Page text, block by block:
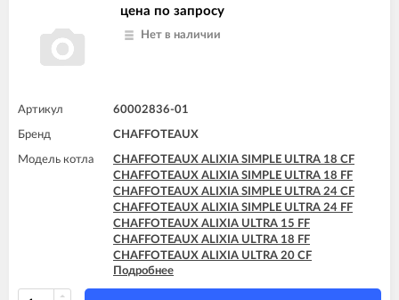
CHAFFOTEAUX TALIA SYSTEM 15 FF
CHAFFOTEAUX TALIA SYSTEM 25 FF
цена по запросу
Нет в наличии
Артикул 60002836-01
Бренд CHAFFOTEAUX
Модель котла
CHAFFOTEAUX ALIXIA SIMPLE ULTRA 18 CF
CHAFFOTEAUX ALIXIA SIMPLE ULTRA 18 FF
CHAFFOTEAUX ALIXIA SIMPLE ULTRA 24 CF
CHAFFOTEAUX ALIXIA SIMPLE ULTRA 24 FF
CHAFFOTEAUX ALIXIA ULTRA 15 FF
CHAFFOTEAUX ALIXIA ULTRA 18 FF
CHAFFOTEAUX ALIXIA ULTRA 20 CF
CHAFFOTEAUX ALIXIA ULTRA 20 FF
CHAFFOTEAUX ALIXIA ULTRA 24 CF
Подробнее